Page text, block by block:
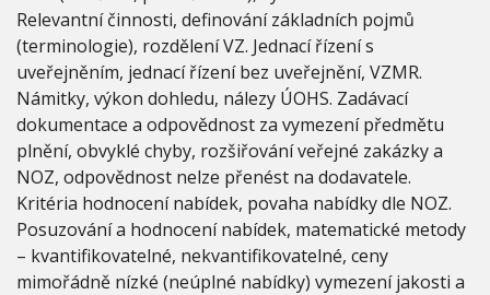
H
L
Á
Š
E
K
V
R
O
C
E
2
0
1
Relevantní činnosti, definování základních pojmů
(terminologie), rozdělení VZ. Jednací řízení s
uveřejněním, jednací řízení bez uveřejnění, VZMR.
Námitky, výkon dohledu, nálezy ÚOHS. Zadávací
dokumentace a odpovědnost za vymezení předmětu
plnění, obvyklé chyby, rozšiřování veřejné zakázky a
NOZ, odpovědnost nelze přenést na dodavatele.
Kritéria hodnocení nabídek, povaha nabídky dle NOZ.
Posuzování a hodnocení nabídek, matematické metody
– kvantifikovatelné, nekvantifikovatelné, ceny
mimořádně nízké (neúplné nabídky) vymezení jakosti a